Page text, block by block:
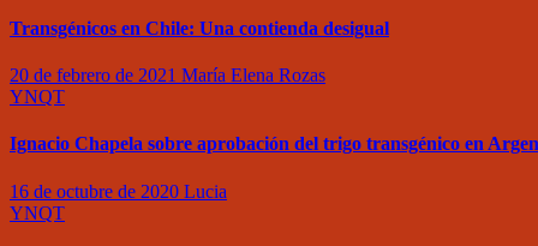
Transgénicos en Chile: Una contienda desigual
20 de febrero de 2021 María Elena Rozas
YNQT
Ignacio Chapela sobre aprobación del trigo transgénico en
16 de octubre de 2020 Lucia
YNQT